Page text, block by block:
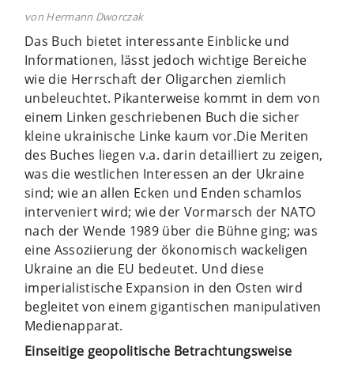
von Hermann Dworczak
Das Buch bietet interessante Einblicke und
Informationen, lässt jedoch wichtige Bereiche
wie die Herrschaft der Oligarchen ziemlich
unbeleuchtet. Pikanterweise kommt in dem von
einem Linken geschriebenen Buch die sicher
kleine ukrainische Linke kaum vor.Die Meriten
des Buches liegen v.a. darin detailliert zu zeigen,
was die westlichen Interessen an der Ukraine
sind; wie an allen Ecken und Enden schamlos
interveniert wird; wie der Vormarsch der NATO
nach der Wende 1989 über die Bühne ging; was
eine Assoziierung der ökonomisch wackeligen
Ukraine an die EU bedeutet. Und diese
imperialistische Expansion in den Osten wird
begleitet von einem gigantischen manipulativen
Medienapparat.
Einseitige geopolitische Betrachtungsweise